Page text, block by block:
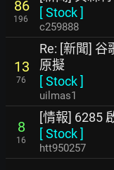
86
196
[Stock]
c259888
13
76
Re: [新聞]
原擬
[Stock]
uilmas1
8
16
[情報] 6285
[Stock]
htt950257